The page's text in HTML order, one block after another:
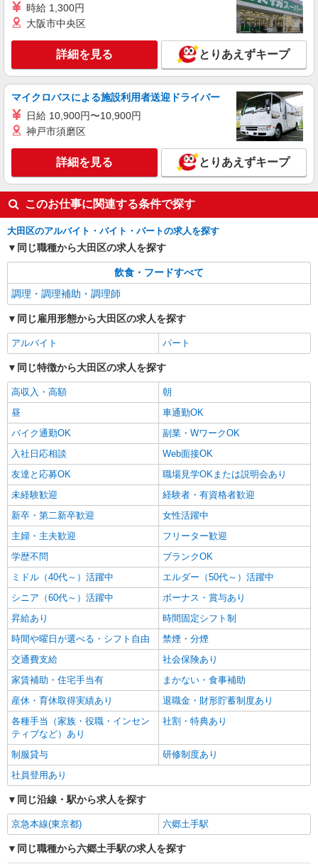
キープ 詳細を見る
ケンタッキーフライドチキン 雑色駅前店
カウンター・キッチンスタッフ ＜優先募集日
時給1350円
東京都大田区仲六郷2－42－17
キープ
アルバイト パート
ケンタッキーフライドチキン 御嶽山店
カウンター・キッチンスタッフ ＜優先募集日
時＞土日祝 フルタイム
時給1300円 ＜高校生＞時給1250円
東京都大田区北嶺町37-13
時給 1,300円
大阪市中央区
詳細を見る とりあえずキープ
マイクロバスによる施設利用者送迎ドライバー
日給 10,900円〜10,900円
神戸市須磨区
詳細を見る とりあえずキープ
このお仕事に関連する条件で探す
大田区のアルバイト・バイト・パートの求人を探す
同じ職種から大田区の求人を探す
飲食・フードすべて
調理・調理補助・調理師
同じ雇用形態から大田区の求人を探す
アルバイト パート
同じ特徴から大田区の求人を探す
高収入・高額
朝
昼
車通勤OK
バイク通勤OK
副業・WワークOK
入社日応相談
Web面接OK
友達と応募OK
職場見学OKまたは説明会あり
未経験歓迎
経験者・有資格者歓迎
新卒・第二新卒歓迎
女性活躍中
主婦・主夫歓迎
フリーター歓迎
学歴不問
ブランクOK
ミドル（40代～）活躍中
エルダー（50代～）活躍中
シニア（60代～）活躍中
ボーナス・賞与あり
昇給あり
時間固定シフト制
時間や曜日が選べる・シフト自由
禁煙・分煙
交通費支給
社会保険あり
家賃補助・住宅手当有
まかない・食事補助
産休・育休取得実績あり
退職金・財形貯蓄制度あり
各種手当（家族・役職・インセン
ティブなど）あり
社割・特典あり
制服貸与
研修制度あり
社員登用あり
同じ沿線・駅から求人を探す
京急本線(東京都) 六郷土手駅
同じ職種から六郷土手駅の求人を探す